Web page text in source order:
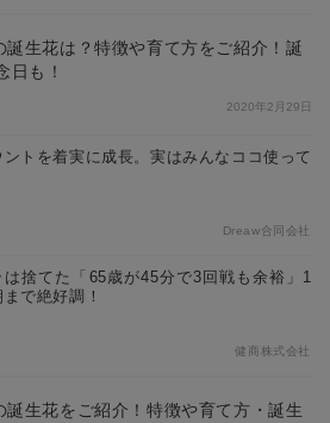
誕生花は？特徴や育て方をご紹介！誕
日も！
2020年2月29日
トを着実に成長。実はみんなココ使って
Dreaw合同会社
は捨てた「65歳が45分で3回戦も余裕」1
で絶好調！
健商株式会社
誕生花をご紹介！特徴や育て方・誕生